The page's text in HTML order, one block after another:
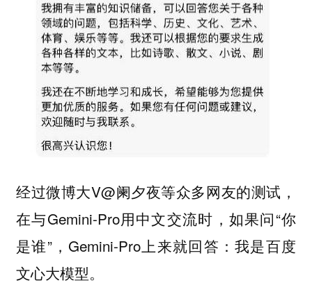
经过微博大V@阑夕夜等众多网友的测试，
在与Gemini-Pro用中文交流时，如果问“你
是谁”，Gemini-Pro上来就回答：我是百度
文心大模型。